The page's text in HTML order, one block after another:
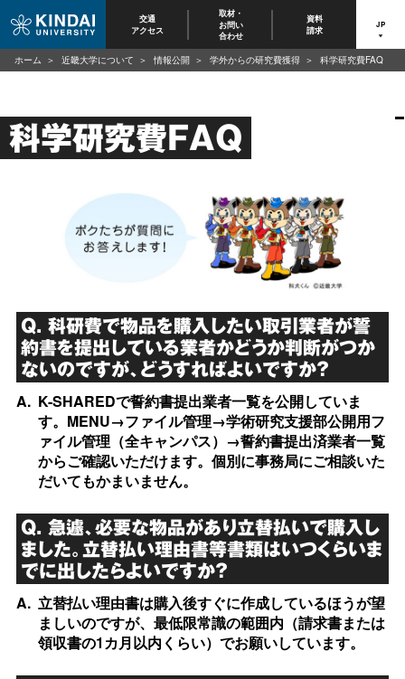
交通
アクセス
取材・
お問い
合わせ
資料
請求
JP
科学研究費FAQ
Q. 科研費で物品を購入したい取引業者が誓
約書を提出している業者かどうか判断がつか
ないのですが、どうすればよいですか？
A. K-SHAREDで誓約書提出業者一覧を公開していま
す。MENU→ファイル管理→学術研究支援部公開用フ
ァイル管理（全キャンパス）→誓約書提出済業者一覧
からご確認いただけます。個別に事務局にご相談いた
だいてもかまいません。
Q. 急遽、必要な物品があり立替払いで購入し
ました。立替払い理由書等書類はいつくらいま
でに出したらよいですか？
A. 立替払い理由書は購入後すぐに作成しているほうが望
ましいのですが、最低限常識の範囲内（請求書または
領収書の1カ月以内くらい）でお願いしています。
ホーム 近畿大学について 情報公開 学外からの研究費獲得 科学研究費FAQ